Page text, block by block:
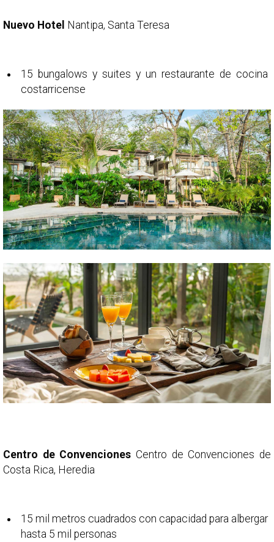
Nuevo Hotel Nantipa, Santa Teresa
15 bungalows y suites y un restaurante de cocina
costarricense
Centro de Convenciones Centro de Convenciones de
Costa Rica, Heredia
15 mil metros cuadrados con capacidad para albergar
hasta 5 mil personas